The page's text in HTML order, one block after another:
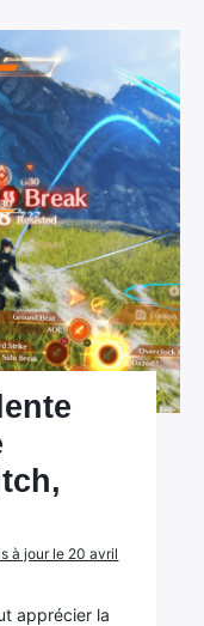
à jour le 20 avril
apprécier la